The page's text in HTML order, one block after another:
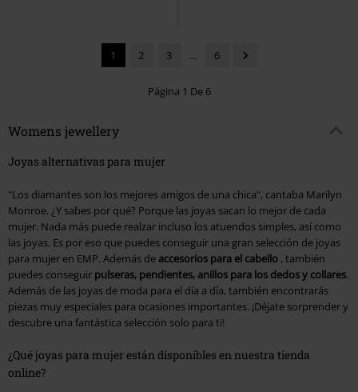
1 2 3 ... 6
Página 1 De 6
Womens jewellery
Joyas alternativas para mujer
"Los diamantes son los mejores amigos de una chica", cantaba Marilyn
Monroe. ¿Y sabes por qué? Porque las joyas sacan lo mejor de cada
mujer. Nada más puede realzar incluso los atuendos simples, así como
las joyas. Es por eso que puedes conseguir una gran selección de joyas
para mujer en EMP. Además de accesorios para el cabello , también
puedes conseguir pulseras, pendientes, anillos para los dedos y collares.
Además de las joyas de moda para el día a día, también encontrarás
piezas muy especiales para ocasiones importantes. ¡Déjate sorprender y
descubre una fantástica selección solo para ti!
¿Qué joyas para mujer están disponibles en nuestra tienda
online?